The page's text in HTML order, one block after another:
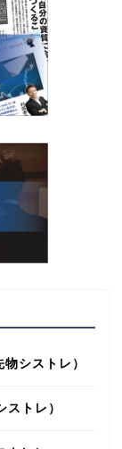
シストレ）
トレ）